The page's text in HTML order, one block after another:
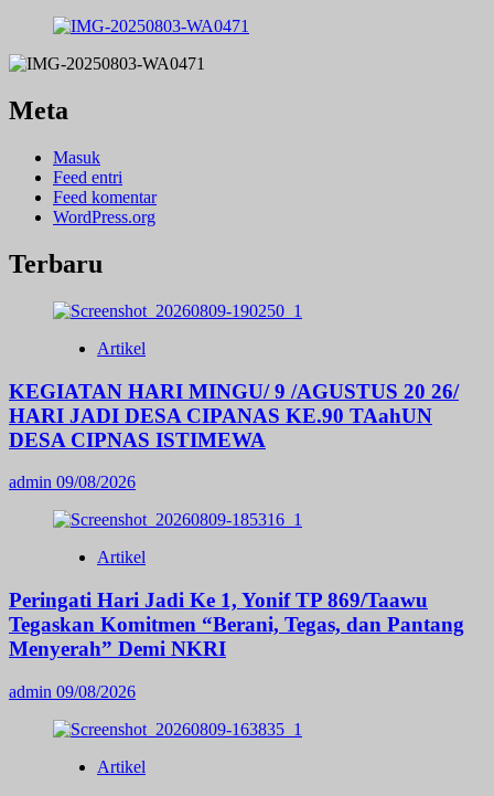
Meta
Masuk
Feed entri
Feed komentar
WordPress.org
Terbaru
Artikel
KEGIATAN HARI MINGU/ 9 /AGUSTUS 20 26/
HARI JADI DESA CIPANAS KE.90 TAahUN
DESA CIPNAS ISTIMEWA
admin 09/08/2026
Artikel
Peringati Hari Jadi Ke 1, Yonif TP 869/Taawu
Tegaskan Komitmen “Berani, Tegas, dan Pantang
Menyerah” Demi NKRI
admin 09/08/2026
Artikel